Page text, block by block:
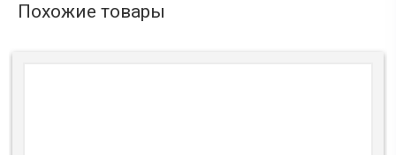
Похожие товары